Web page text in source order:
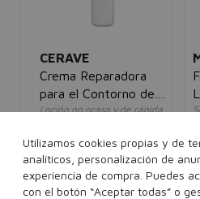
CERAVE
Crema Reparadora
para el Contorno de
Ojos
Loción no grasa y de rápida
35,00€ 16,95€
14 ml
Utilizamos cookies propias y de
analíticos, personalización de
experiencia de compra. Puedes
con el botón “Aceptar todas” o